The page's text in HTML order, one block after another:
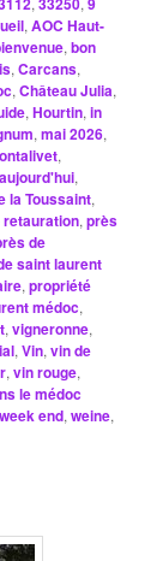
,AOC Haut-
,bon
,Carcans,
,Château Julia,
,Hourtin,in
,mai 2026,
,
,
la Toussaint,
retauration,près
de
saint laurent
,propriété
médoc,
,vigneronne,
,Vin,vin de
,vin rouge,
le médoc
end,weine,